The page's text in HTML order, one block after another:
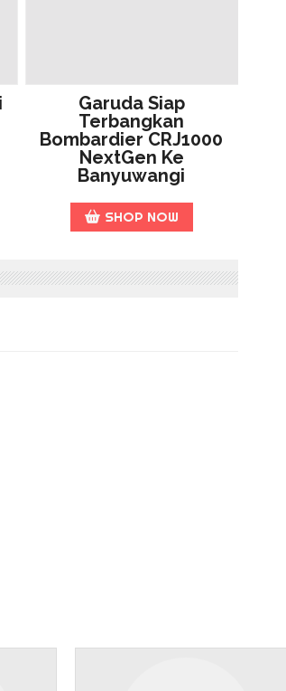
Garuda Siap
Terbangkan
Bombardier CRJ1000
NextGen Ke
Banyuwangi
SHOP NOW